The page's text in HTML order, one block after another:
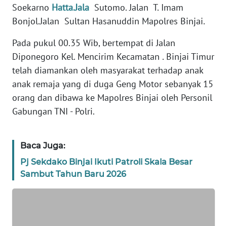
Soekarno Hatta.Jala Sutomo. Jalan T. Imam
Bonjol.Jalan Sultan Hasanuddin Mapolres Binjai.
Pada pukul 00.35 Wib, bertempat di Jalan
Diponegoro Kel. Mencirim Kecamatan . Binjai Timur
telah diamankan oleh masyarakat terhadap anak
anak remaja yang di duga Geng Motor sebanyak 15
orang dan dibawa ke Mapolres Binjai oleh Personil
Gabungan TNI - Polri.
Baca Juga:
Pj Sekdako Binjai Ikuti Patroli Skala Besar
Sambut Tahun Baru 2026
WN
SUMUT
WN
JAKARTA
JABAR
BANTEN
WN
NTT